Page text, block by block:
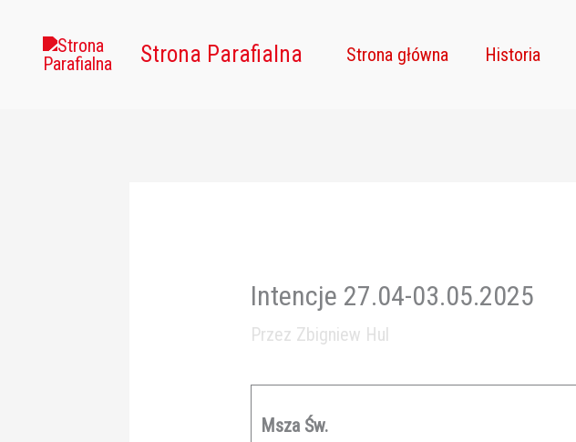
Strona Parafialna Strona główna Historia
Intencje 27.04-03.05.2025
Przez Zbigniew Hul
Msza Św.